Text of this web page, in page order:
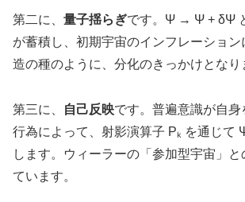
第二に、 量子揺らぎです。Ψ → Ψ + δΨ
が蓄積し、初期宇宙のインフレーショ
造の種のように、分化のきっかけとなり
第三に、 自己反映です。普遍意識が自
行為によって、射影演算子 Pₖ を通じて
します。ウィーラーの「参加型宇宙」
ています。